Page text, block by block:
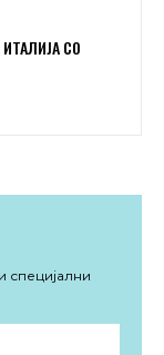
СО
специјални